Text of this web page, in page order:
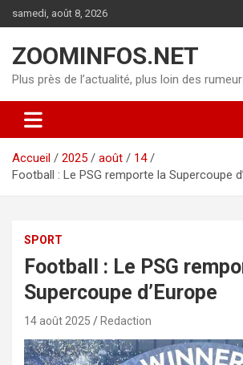
au
samedi, août 8, 2026
ZOOMINFOS.NET
Plus près de l’actualité, plus loin des
Accueil 2025 août
14
Football : Le PSG remporte la Supercoupe
SPORT
Football : Le PSG
Supercoupe d’Europe
14 août 2025 Redaction